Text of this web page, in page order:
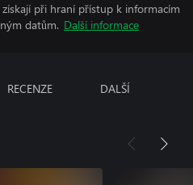
při hraní přístup k informacím
datům. Další informace
RECENZE DALŠÍ